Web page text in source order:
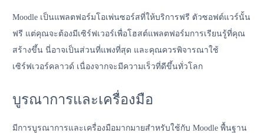
Moodle เป็นแพลตฟอร์มโอเพ่นซอร์สที่ให้บริการฟรี ตัวซอฟต์แวร์นั้น
ฟรี แต่คุณจะต้องมีเซิร์ฟเวอร์เพื่อโฮสต์แพลตฟอร์มการเรียนรู้ที่คุณ
สร้างขึ้น นี่อาจเป็นส่วนที่แพงที่สุด และคุณควรพิจารณาใช้
เซิร์ฟเวอร์คลาวด์ เนื่องจากจะมีความเร็วที่ดีขึ้นทั่วโลก
บูรณาการและเครื่องมือ
มีการบูรณาการและเครื่องมือมากมายสำหรับใช้กับ Moodle พื้นฐาน